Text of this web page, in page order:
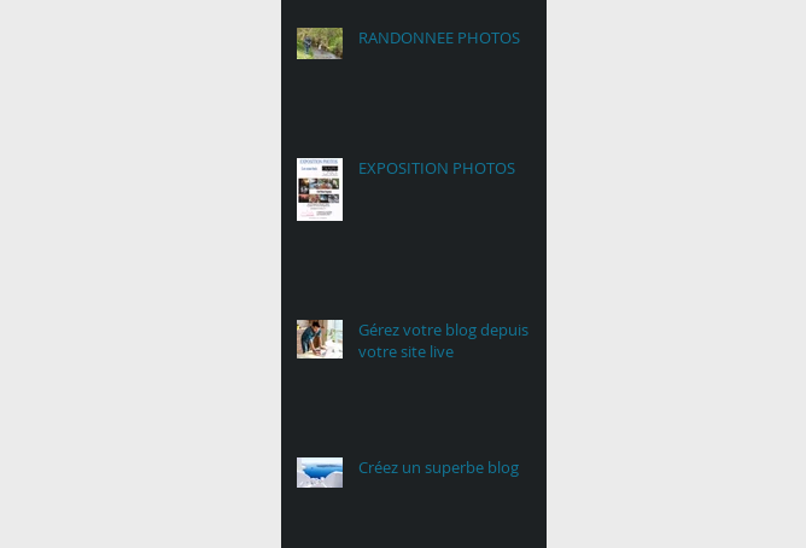
RANDONNEE PHOTOS
EXPOSITION PHOTOS
Gérez votre blog depuis
votre site live
Créez un superbe blog